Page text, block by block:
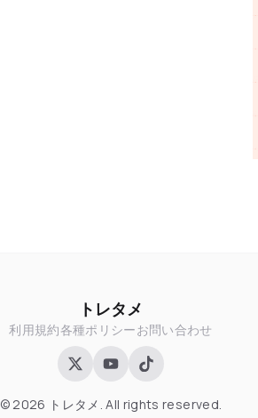
トレタメ
利用規約各種ポリシーお問い合わせ
© 2026 トレタメ. All rights reserved.